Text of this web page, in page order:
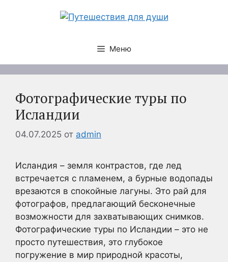
Меню
Фотографические туры по
Исландии
04.07.2025 от admin
Исландия – земля контрастов, где лед
встречается с пламенем, а бурные водопады
врезаются в спокойные лагуны. Это рай для
фотографов, предлагающий бесконечные
возможности для захватывающих снимков.
Фотографические туры по Исландии – это не
просто путешествия, это глубокое
погружение в мир природной красоты,